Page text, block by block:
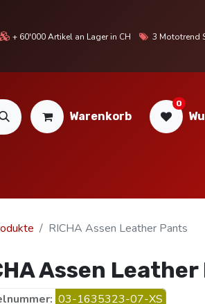
+ 60'000 Artikel an Lager in CH 3 Mototrend
Warenkorb
0
RICHA Assen Leather Pants
Assen
03-1635323-07-XS